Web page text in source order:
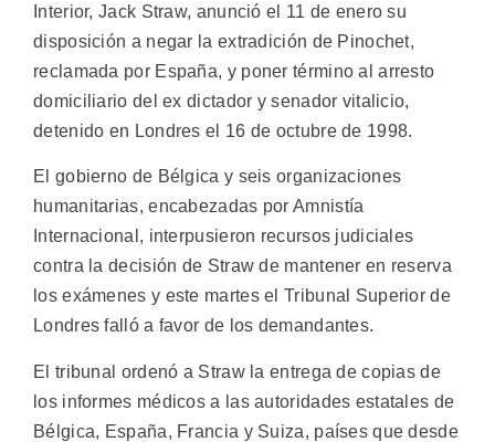
Interior, Jack Straw, anunció el 11 de enero su
disposición a negar la extradición de Pinochet,
reclamada por España, y poner término al arresto
domiciliario del ex dictador y senador vitalicio,
detenido en Londres el 16 de octubre de 1998.
El gobierno de Bélgica y seis organizaciones
humanitarias, encabezadas por Amnistía
Internacional, interpusieron recursos judiciales
contra la decisión de Straw de mantener en reserva
los exámenes y este martes el Tribunal Superior de
Londres falló a favor de los demandantes.
El tribunal ordenó a Straw la entrega de copias de
los informes médicos a las autoridades estatales de
Bélgica, España, Francia y Suiza, países que desde